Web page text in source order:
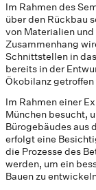
Im Rahmen des
über den Rückbau
von Materialien
Zusammenhang
Schnittstellen in
bereits in der
Ökobilanz
Im Rahmen einer
München besucht,
Bürogebäudes aus
erfolgt eine
die Prozesse des
werden, um ein
Bauen zu